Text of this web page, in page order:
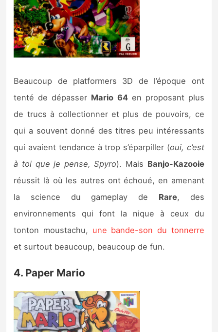
Beaucoup de platformers 3D de l’époque ont
tenté de dépasser Mario 64en proposant plus
de trucs à collectionner et plus de pouvoirs, ce
qui a souvent donné des titres peu intéressants
qui avaient tendance à trop s’éparpiller (oui, c’est
à toi que je pense, Spyro). Mais Banjo-Kazooie
réussit là où les autres ont échoué, en amenant
la science du gameplay de Rare, des
environnements qui font la nique à ceux du
tonton moustachu, une bande-son du tonnerre
et surtout beaucoup, beaucoup de fun.
4. Paper Mario